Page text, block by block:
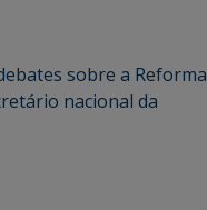
sobre a Reforma
nacional da